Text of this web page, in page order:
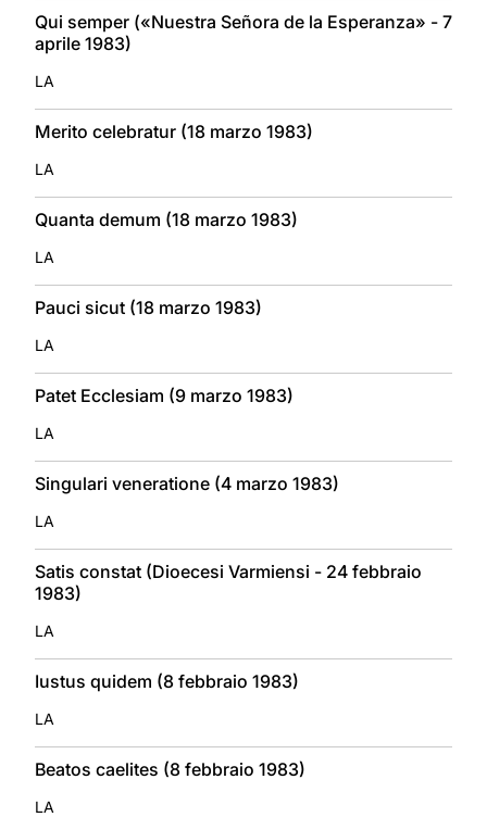
Qui semper («Nuestra Señora de la Esperanza» - 7
aprile 1983)
LA
Merito celebratur (18 marzo 1983)
LA
Quanta demum (18 marzo 1983)
LA
Pauci sicut (18 marzo 1983)
LA
Patet Ecclesiam (9 marzo 1983)
LA
Singulari veneratione (4 marzo 1983)
LA
Satis constat (Dioecesi Varmiensi - 24 febbraio
1983)
LA
Iustus quidem (8 febbraio 1983)
LA
Beatos caelites (8 febbraio 1983)
LA